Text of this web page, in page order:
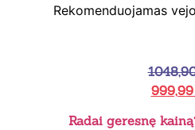
Rekomenduojamas
999,99
Radai geresnę